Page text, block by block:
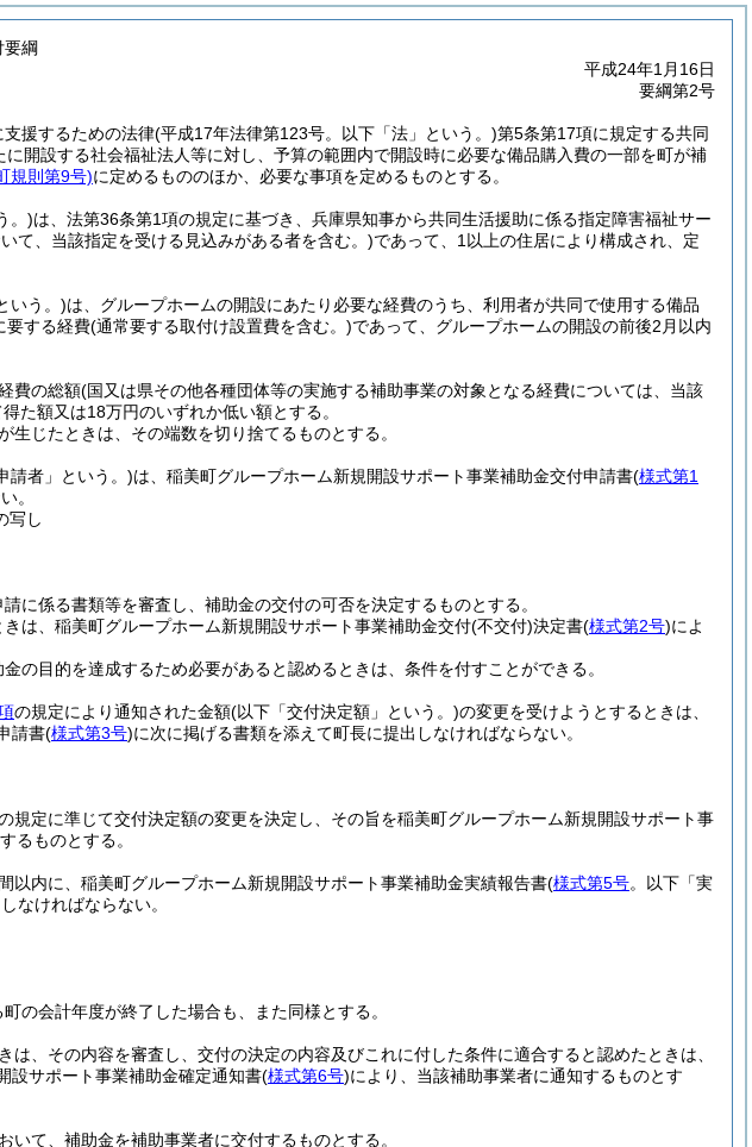
綱
平成24年1月16日
要綱第2号
援するための法律(平成17年法律第123号。以下「法」という。)第5条第17項に規定する共同
に開設する社会福祉法人等に対し、予算の範囲内で開設時に必要な備品購入費の一部を町が補
規則第9号)に定めるもののほか、必要な事項を定めるものとする。
。)は、法第36条第1項の規定に基づき、兵庫県知事から共同生活援助に係る指定障害福祉サー
て、当該指定を受ける見込みがある者を含む。)であって、1以上の住居により構成され、定
いう。)は、グループホームの開設にあたり必要な経費のうち、利用者が共同で使用する備品
要する経費(通常要する取付け設置費を含む。)であって、グループホームの開設の前後2月以内
費の総額(国又は県その他各種団体等の実施する補助事業の対象となる経費については、当該
た額又は18万円のいずれか低い額とする。
じたときは、その端数を切り捨てるものとする。
請者」という。)は、稲美町グループホーム新規開設サポート事業補助金交付申請書(様式第1
。
写し
に係る書類等を審査し、補助金の交付の可否を決定するものとする。
は、稲美町グループホーム新規開設サポート事業補助金交付(不交付)決定書(様式第2号)によ
の目的を達成するため必要があると認めるときは、条件を付すことができる。
の規定により通知された金額(以下「交付決定額」という。)の変更を受けようとするときは、
請書(様式第3号)に次に掲げる書類を添えて町長に提出しなければならない。
規定に準じて交付決定額の変更を決定し、その旨を稲美町グループホーム新規開設サポート事
るものとする。
以内に、稲美町グループホーム新規開設サポート事業補助金実績報告書(様式第5号。以下「実
なければならない。
の会計年度が終了した場合も、また同様とする。
は、その内容を審査し、交付の決定の内容及びこれに付した条件に適合すると認めたときは、
設サポート事業補助金確定通知書(様式第6号)により、当該補助事業者に通知するものとす
て、補助金を補助事業者に交付するものとする。